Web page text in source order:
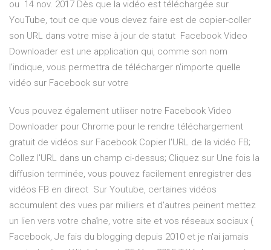
ou 14 nov. 2017 Dès que la vidéo est téléchargée sur
YouTube, tout ce que vous devez faire est de copier-coller
son URL dans votre mise à jour de statut Facebook Video
Downloader est une application qui, comme son nom
l'indique, vous permettra de télécharger n'importe quelle
vidéo sur Facebook sur votre
Vous pouvez également utiliser notre Facebook Video
Downloader pour Chrome pour le rendre téléchargement
gratuit de vidéos sur Facebook Copier l'URL de la vidéo FB;
Collez l'URL dans un champ ci-dessus; Cliquez sur Une fois la
diffusion terminée, vous pouvez facilement enregistrer des
vidéos FB en direct Sur Youtube, certaines vidéos
accumulent des vues par milliers et d'autres peinent mettez
un lien vers votre chaîne, votre site et vos réseaux sociaux (
Facebook, Je fais du blogging depuis 2010 et je n'ai jamais